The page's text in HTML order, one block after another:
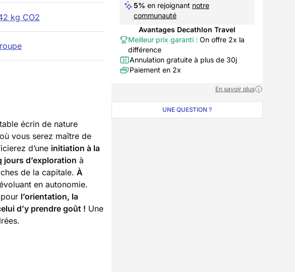
kg CO2
écrin de nature
vous serez maître de
d’une initiation à la
jours d’exploration à
de la capitale. À
en autonomie.
l’orientation, la
d’y prendre goût ! Une
5% en rejoignant notre
communauté
Avantages Decathlon Travel
Meilleur prix garanti : On offre 2x la
différence
Annulation gratuite à plus de 30j
Paiement en 2x
En savoir plus
UNE QUESTION ?